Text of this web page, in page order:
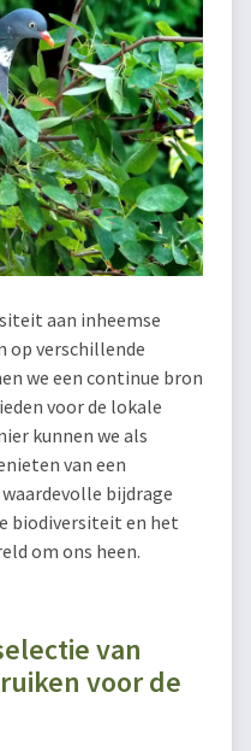
aan inheemse
op verschillende
we een continue bron
voor de lokale
kunnen we als
van een
bijdrage
biodiversiteit en het
om ons heen.
van
voor de